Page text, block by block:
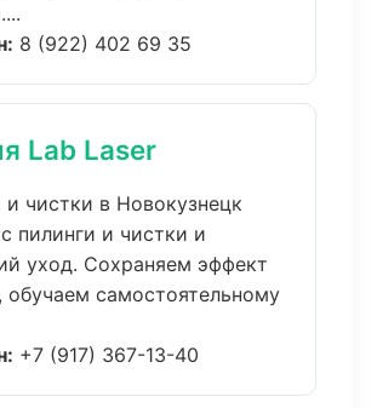
8 (922) 402 69 35
Lab Laser
и чистки в Новокузнецк
пилинги и чистки и
уход. Сохраняем эффект
обучаем самостоятельному
+7 (917) 367-13-40